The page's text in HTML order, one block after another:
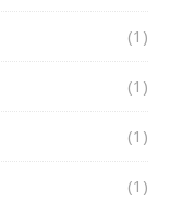
(1)
(1)
(1)
(1)